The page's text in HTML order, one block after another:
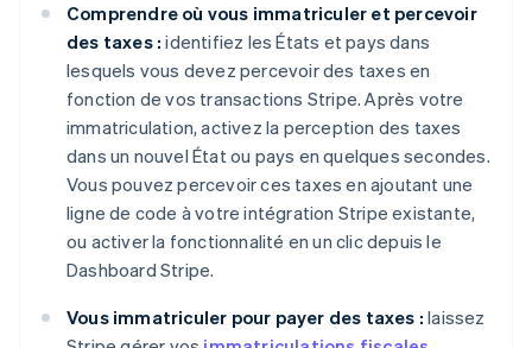
Comprendre où vous immatriculer et percevoir
des taxes : identifiez les États et pays dans
lesquels vous devez percevoir des taxes en
fonction de vos transactions Stripe. Après votre
immatriculation, activez la perception des taxes
dans un nouvel État ou pays en quelques secondes.
Vous pouvez percevoir ces taxes en ajoutant une
ligne de code à votre intégration Stripe existante,
ou activer la fonctionnalité en un clic depuis le
Dashboard Stripe.
Vous immatriculer pour payer des taxes : laissez